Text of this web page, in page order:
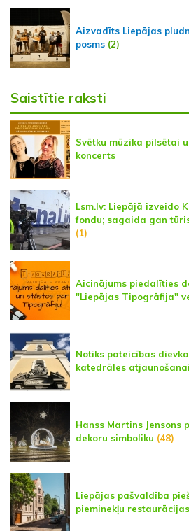
Aizvadīts Liepājas
posms (2)
Saistītie raksti
Svētku mūzika pilsētai
koncerts
Lsm.lv: Liepājā izveido
fondu; sagaida gan
(1)
Aicinājums piedalīties
"Liepājas Tipogrāfija"
Notiks pateicības
katedrāles atjaunošanai
Hanss Martins Jensons
dekoru simboliku (48)
Liepājas pašvaldība
pieminekļu